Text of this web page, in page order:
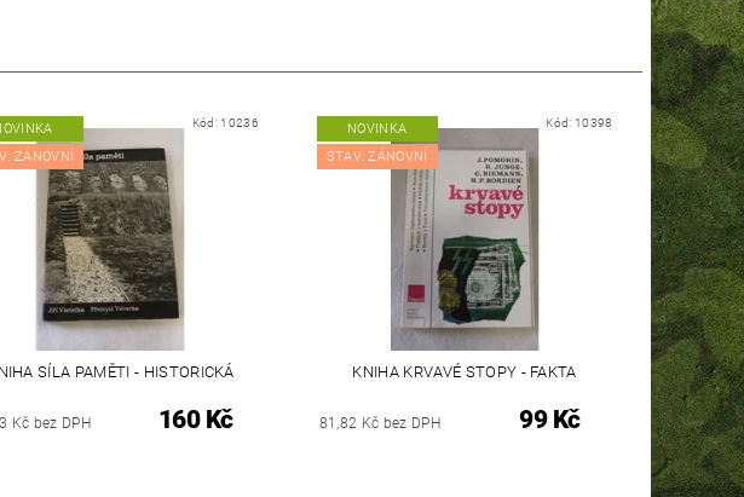
ZÁNOVNÍ
Kód: 10236
SÍLA PAMĚTI - HISTORICKÁ
Kč bez DPH 160 Kč
NOVINKA
STAV: ZÁNOVNÍ
Kód: 10398
KNIHA KRVAVÉ STOPY - FAKTA
81,82 Kč bez DPH 99 Kč